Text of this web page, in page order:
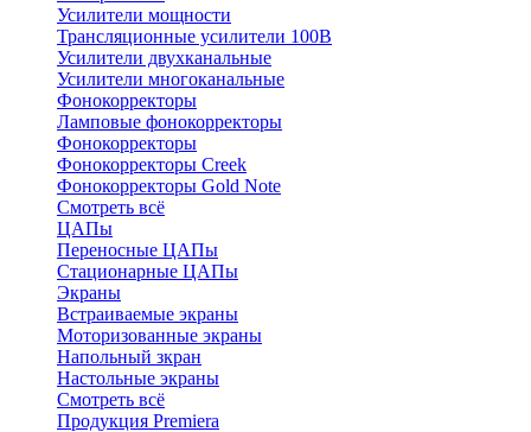
Усилители мощности
Трансляционные усилители 100В
Усилители двухканальные
Усилители многоканальные
Фонокорректоры
Ламповые фонокорректоры
Фонокорректоры
Фонокорректоры Creek
Фонокорректоры Gold Note
Смотреть всё
ЦАПы
Переносные ЦАПы
Стационарные ЦАПы
Экраны
Встраиваемые экраны
Моторизованные экраны
Напольный зкран
Настольные экраны
Смотреть всё
Продукция Premiera